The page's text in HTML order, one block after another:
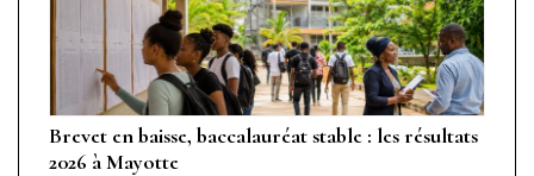
Brevet en baisse, baccalauréat stable : les résultats
2026 à Mayotte